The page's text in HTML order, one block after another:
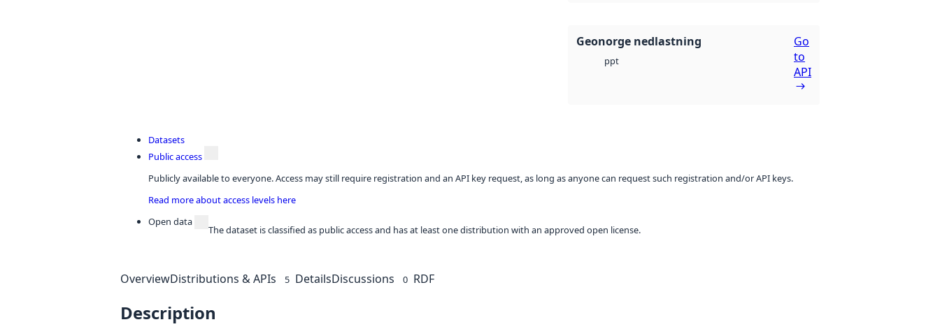
Geonorge nedlastning
ppt
Go
to
API
Datasets
Public access
Publicly available to everyone. Access may still require registration and an API key request, as long as anyone can request such registration and/or API keys.
Read more about access levels here
Open data
The dataset is classified as public access and has at least one distribution with an approved open license.
OverviewDistributions & APIs 5 DetailsDiscussions 0 RDF
Description